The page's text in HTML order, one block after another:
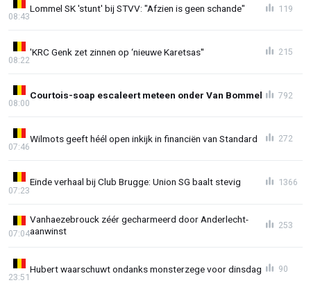
Lommel SK 'stunt' bij STVV: "Afzien is geen schande"
08:43
119
'KRC Genk zet zinnen op ‘nieuwe Karetsas''
08:22
215
Courtois-soap escaleert meteen onder Van Bommel
08:00
792
Wilmots geeft héél open inkijk in financiën van Standard
07:46
272
Einde verhaal bij Club Brugge: Union SG baalt stevig
07:23
1366
Vanhaezebrouck zéér gecharmeerd door Anderlecht-
aanwinst
07:04
253
Hubert waarschuwt ondanks monsterzege voor dinsdag
23:51
90